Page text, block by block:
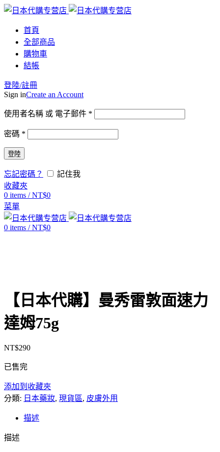
首頁
全部商品
購物車
結帳
登陸/註冊
Sign inCreate an Account
使用者名稱 或 電子郵件 *
密碼 *
登陸
忘記密碼？
記住我
收藏夾
0 items / NT$0
菜單
0 items / NT$0
【日本代購】曼秀雷敦面速力
達姆75g
NT$290
已售完
添加到收藏夾
分類: 日本藥妝, 現貨區, 皮膚外用
描述
描述